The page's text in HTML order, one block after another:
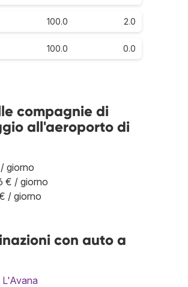
100.0 2.0
100.0 0.0
compagnie di
all'aeroporto di
giorno
€ / giorno
/ giorno
con auto a